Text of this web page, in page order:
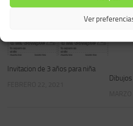
Ver
Invitacion de 3 años para niña